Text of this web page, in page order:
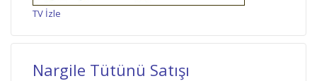
TV İzle
Nargile Tütünü Satışı